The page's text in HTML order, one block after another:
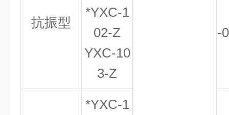
抗振型
*YXC-1
02-Z
YXC-10
3-Z
-
*YXC-1